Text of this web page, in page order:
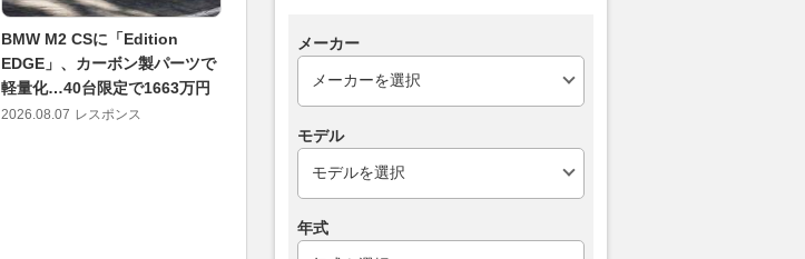
BMW M2 CSに「Edition
EDGE」、カーボン製パーツで
軽量化…40台限定で1663万円
2026.08.07 レスポンス
90年代のホンダ「シビック」が
主役を張る。若きオーナーたち
がネオクラ車に注ぐ情熱
新型追加で激戦区になったミド
ルサイズBEV SUVとは
メーカー
モデル
年式